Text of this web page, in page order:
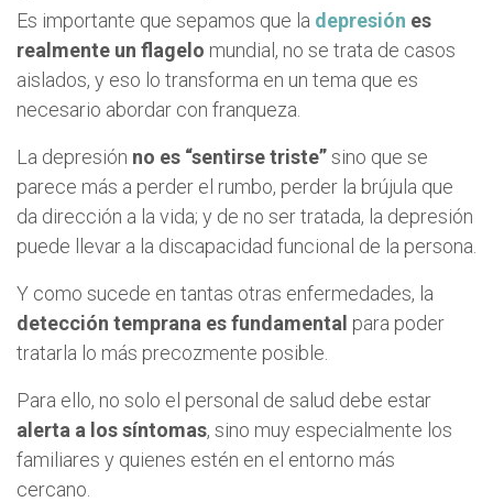
Es importante que sepamos que la depresión es
realmente un flagelo mundial, no se trata de casos
aislados, y eso lo transforma en un tema que es
necesario abordar con franqueza.
La depresión no es “sentirse triste”sino que se
parece más a perder el rumbo, perder la brújula que
da dirección a la vida; y de no ser tratada, la depresión
puede llevar a la discapacidad funcional de la persona.
Y como sucede en tantas otras enfermedades, la
detección temprana es fundamental para poder
tratarla lo más precozmente posible.
Para ello, no solo el personal de salud debe estar
alerta a los síntomas, sino muy especialmente los
familiares y quienes estén en el entorno más
cercano.